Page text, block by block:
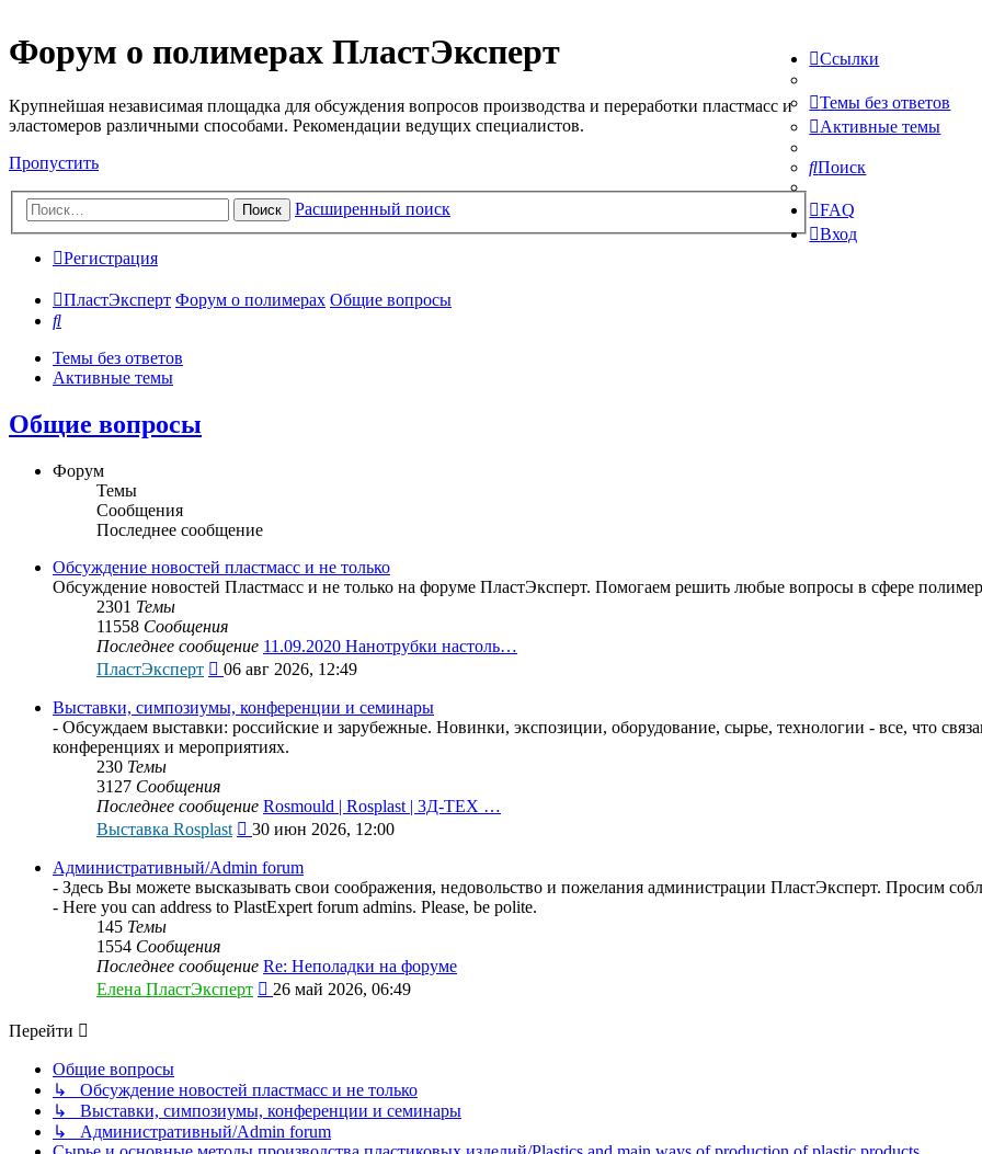
Форум о полимерах ПластЭксперт
Крупнейшая независимая площадка для обсуждения вопросов производства и переработки пластмасс и
эластомеров различными способами. Рекомендации ведущих специалистов.
Пропустить
Поиск Расширенный поиск
Ссылки
Темы без ответов
Активные темы
Поиск
FAQ
Вход
Регистрация
ПластЭксперт Форум о полимерах Общие вопросы
Поиск
Темы без ответов
Активные темы
Общие вопросы
Форум
Темы
Сообщения
Последнее сообщение
Обсуждение новостей пластмасс и не только
Обсуждение новостей Пластмасс и не только на форуме ПластЭксперт. Помогаем решить любые вопросы в сфере
2301 Темы
11558 Сообщения
Последнее сообщение 11.09.2020 Нанотрубки настоль…
ПластЭксперт
Перейти
последнему
сообщению
06 авг 2026, 12:49
Выставки, симпозиумы, конференции и семинары
- Обсуждаем выставки: российские и зарубежные. Новинки, экспозиции, оборудование, сырье, технологии - все, что
конференциях и мероприятиях.
230 Темы
3127 Сообщения
Последнее сообщение Rosmould | Rosplast | 3Д-ТЕХ …
Выставка Rosplast
Перейти
последнему
сообщению
30 июн 2026, 12:00
Административный/Admin forum
- Здесь Вы можете высказывать свои соображения, недовольство и пожелания администрации ПластЭксперт. Просим
- Here you can address to PlastExpert forum admins. Please, be polite.
145 Темы
1554 Сообщения
Последнее сообщение Re: Неполадки на форуме
Елена ПластЭксперт
Перейти
26 май 2026, 06:49
Перейти
Общие вопросы
↳ Обсуждение новостей пластмасс и не только
↳ Выставки, симпозиумы, конференции и семинары
↳ Административный/Admin forum